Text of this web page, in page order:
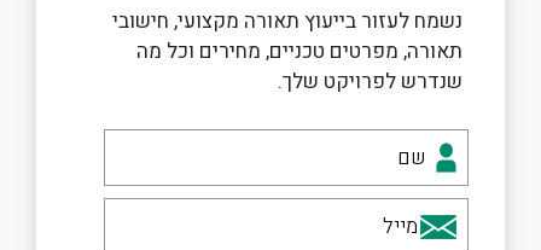
נשמח לעזור בייעוץ תאורה מקצועי, חישובי
תאורה, מפרטים טכניים, מחירים וכל מה
שנדרש לפרויקט שלך.